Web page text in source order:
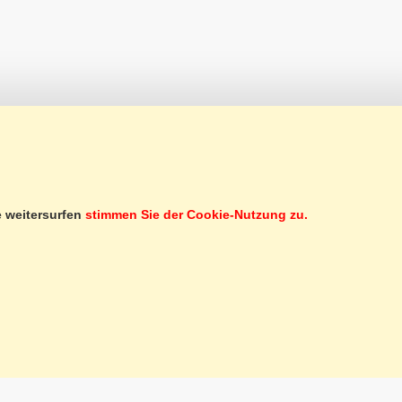
SERVICE CLIENTÈLE
weitersurfen stimmen Sie der Cookie-Nutzung zu.